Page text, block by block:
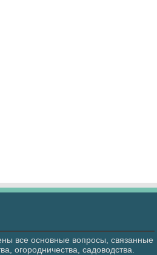
все основные вопросы, связанные
огородничества, садоводства.